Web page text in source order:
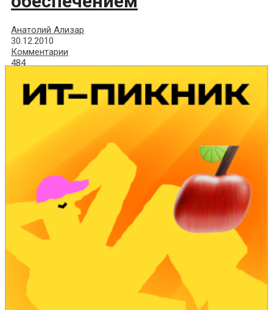
Анатолий Ализар
30.12.2010
Комментарии
484